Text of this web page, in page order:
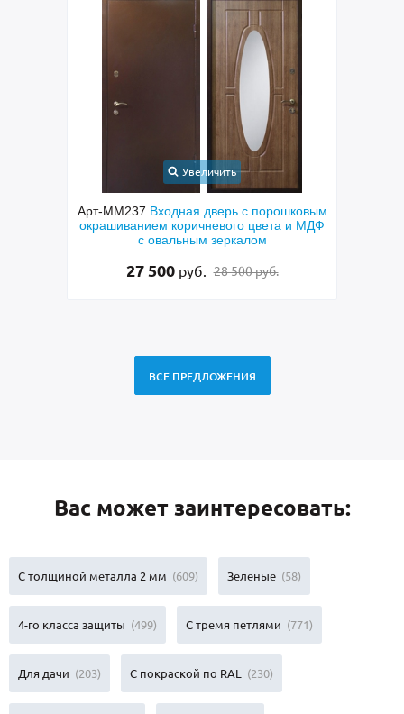
Увеличить
Арт-ММ237 Входная дверь с порошковым
окрашиванием коричневого цвета и МДФ
с овальным зеркалом
27 500 руб. 28 500 руб.
ВСЕ ПРЕДЛОЖЕНИЯ
Вас может заинтересовать:
С толщиной металла 2 мм (609) Зеленые (58)
4-го класса защиты (499) С тремя петлями (771)
Для дачи (203) С покраской по RAL (230)